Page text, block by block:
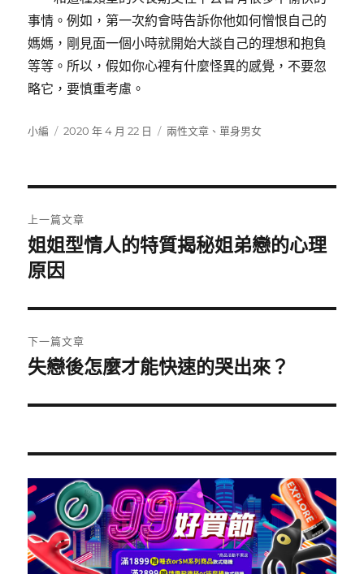
事情。例如，第一次約會時告訴你他如何憎恨自己的
媽媽，剛見面一個小時就開始大談自己的理想和抱負
等等。所以，假如你心裡有什麼怪異的感覺，不要忽
略它，要慎重考慮。
作
小編
發
2020 年 4 月 22 日
分
兩性文章 、 單身男女
章
導
覽
上一篇文章
上
一
文
章:
姐姐型情人的特質揭秘姐弟戀的心理
原因
下一篇文章
下
篇
章:
失戀後怎麼才能快速的哭出來？